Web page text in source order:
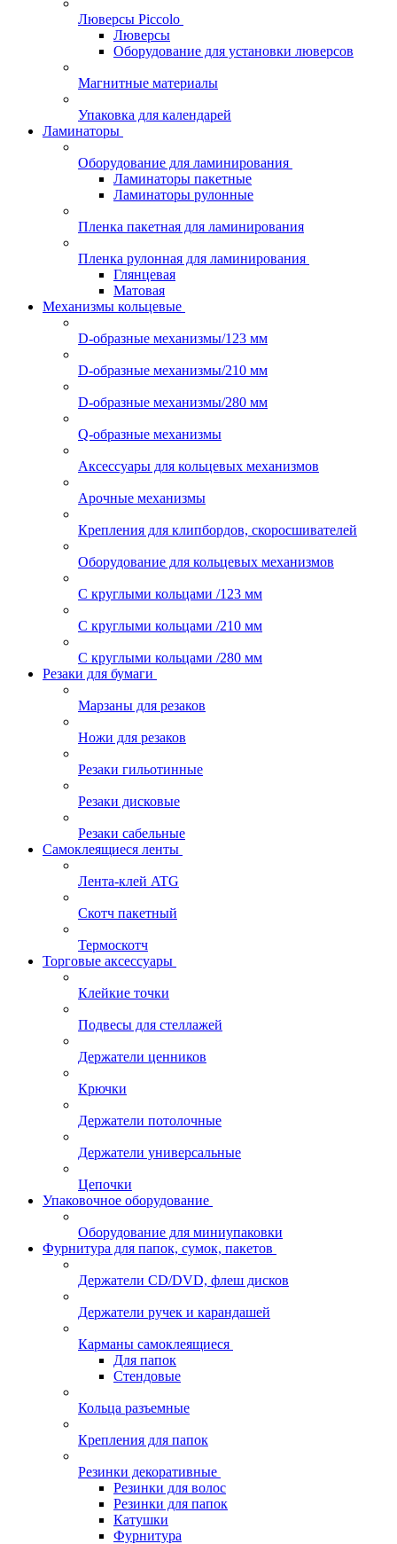
Люверсы Piccolo
Люверсы
Оборудование для установки люверсов
Магнитные материалы
Упаковка для календарей
Ламинаторы
Оборудование для ламинирования
Ламинаторы пакетные
Ламинаторы рулонные
Пленка пакетная для ламинирования
Пленка рулонная для ламинирования
Глянцевая
Матовая
Механизмы кольцевые
D-образные механизмы/123 мм
D-образные механизмы/210 мм
D-образные механизмы/280 мм
Q-образные механизмы
Аксессуары для кольцевых механизмов
Арочные механизмы
Крепления для клипбордов, скоросшивателей
Оборудование для кольцевых механизмов
С круглыми кольцами /123 мм
С круглыми кольцами /210 мм
С круглыми кольцами /280 мм
Резаки для бумаги
Марзаны для резаков
Ножи для резаков
Резаки гильотинные
Резаки дисковые
Резаки сабельные
Самоклеящиеся ленты
Лента-клей ATG
Скотч пакетный
Термоскотч
Торговые аксессуары
Клейкие точки
Подвесы для стеллажей
Держатели ценников
Крючки
Держатели потолочные
Держатели универсальные
Цепочки
Упаковочное оборудование
Оборудование для миниупаковки
Фурнитура для папок, сумок, пакетов
Держатели CD/DVD, флеш дисков
Держатели ручек и карандашей
Карманы самоклеящиеся
Для папок
Стендовые
Кольца разъемные
Крепления для папок
Резинки декоративные
Резинки для волос
Резинки для папок
Катушки
Фурнитура